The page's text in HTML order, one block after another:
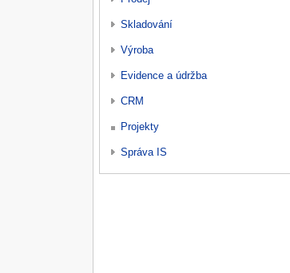
Skladování
Výroba
Evidence a údržba
CRM
Projekty
Správa IS